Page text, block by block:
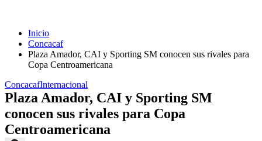
Inicio
Concacaf
Plaza Amador, CAI y Sporting SM conocen sus rivales para
Copa Centroamericana
ConcacafInternacional
Plaza Amador, CAI y Sporting SM
conocen sus rivales para Copa
Centroamericana